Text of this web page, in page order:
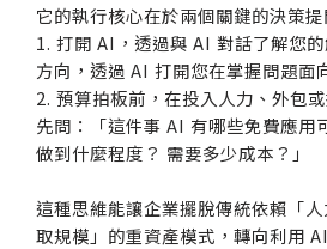
它的執行核心在於兩個關鍵的決策提
1. 打開 AI，透過與 AI 對話了解您
方向，透過 AI 打開您在掌握問題面
2. 預算拍板前，在投入人力、外包
先問：「這件事 AI 有哪些免費應用
做到什麼程度？ 需要多少成本？」
這種思維能讓企業擺脫傳統依賴「
取規模」的重資產模式，轉向利用